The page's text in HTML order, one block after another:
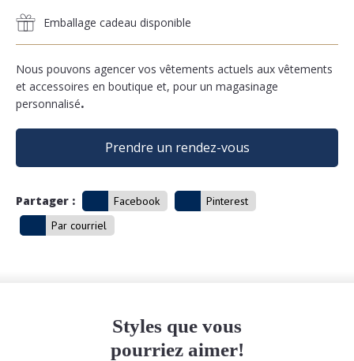
Emballage cadeau disponible
Nous pouvons agencer vos vêtements actuels aux vêtements
et accessoires en boutique et, pour un magasinage
personnalisé.
Prendre un rendez-vous
Partager : Facebook
Pinterest
Par courriel
Styles que vous
pourriez aimer!